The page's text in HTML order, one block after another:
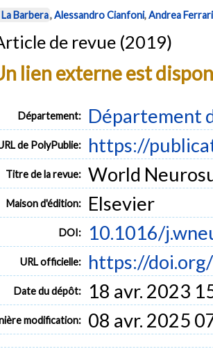
La Barbera,Alessandro Cianfoni,Andrea Ferrari
de revue (2019)
lien externe est
Département: Département
de PolyPublie: https://
Titre de la revue: World
Maison d'édition: Elsevier
DOI: 10.1016/
URL officielle: https://
Date du dépôt: 18 avr. 2023
modification: 08 avr. 2025